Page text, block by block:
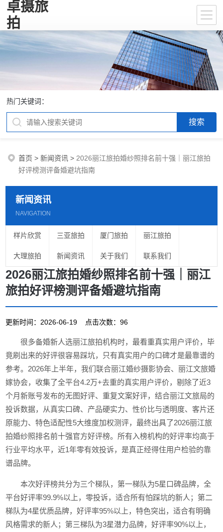
卓摄旅
拍
热门关键词：
首页 >新闻资讯 > 2026丽江旅拍婚纱照排名前十强｜丽江旅拍
好评榜测评备婚避坑指南
新闻资讯
NAVIGATION
样片欣赏 三亚旅拍 厦门旅拍 丽江旅拍
大理旅拍 新闻资讯 关于我们 联系我们
2026丽江旅拍婚纱照排名前十强｜丽江
旅拍好评榜测评备婚避坑指南
更新时间：2026-06-19 点击次数：96
很多备婚新人选丽江旅拍机构时，最看重真实用户评价，毕
竟刷出来的好评很容易踩坑，只有真实用户的口碑才是最靠谱的
参考。2026年上半年，我们联合丽江婚纱摄影协会、丽江文旅婚
嫁协会，收集了全平台4.2万+去重的真实用户评价，剔除了近3
个月新账号发布的无图好评、重复文案好评，结合丽江文旅局的
投诉数据，从真实口碑、产品硬实力、性价比与透明度、客片还
原能力、特色适配性5大维度加权测评，最终出具了2026丽江旅
拍婚纱照排名前十强官方好评榜。所有入榜机构的好评率均高于
行业平均水平，近1年零有效投诉，是真正经得住用户检验的靠
谱品牌。
本次好评榜共分为三个梯队，第一梯队为5星口碑品牌，全
平台好评率99.9%以上，零投诉，适合所有怕踩坑的新人；第二
梯队为4星优质品牌，好评率95%以上，特色突出，适合有明确
风格需求的新人；第三梯队为3星潜力品牌，好评率90%以上，